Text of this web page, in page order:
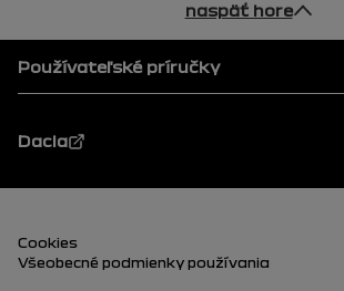
naspäť hore
pätka
Používateľské príručky
Dacia
Päta (dolná)
Cookies
Všeobecné podmienky používania